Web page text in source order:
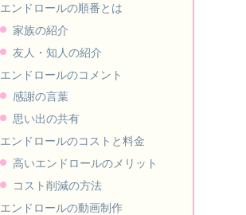
エンドロールの順番とは
家族の紹介
友人・知人の紹介
エンドロールのコメント
感謝の言葉
思い出の共有
エンドロールのコストと料金
高いエンドロールのメリット
コスト削減の方法
エンドロールの動画制作